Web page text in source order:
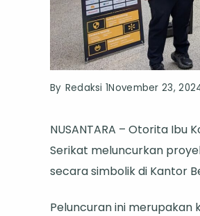
By Redaksi 1November 23,
NUSANTARA – Otorita
Serikat meluncurkan
secara simbolik di Kantor
Peluncuran ini merupakan